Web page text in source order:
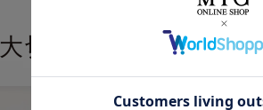
大切な人への贈り物